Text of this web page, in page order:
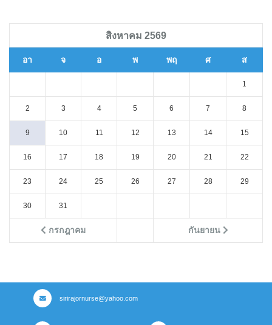
สิงหาคม 2569
อา จ อ พ พฤ ศ ส
กรกฎาคม กันยายน
1
2 3 4 5 6 7 8
9 10 11 12 13 14 15
16 17 18 19 20 21 22
23 24 25 26 27 28 29
30 31
sirirajornurse@yahoo.com